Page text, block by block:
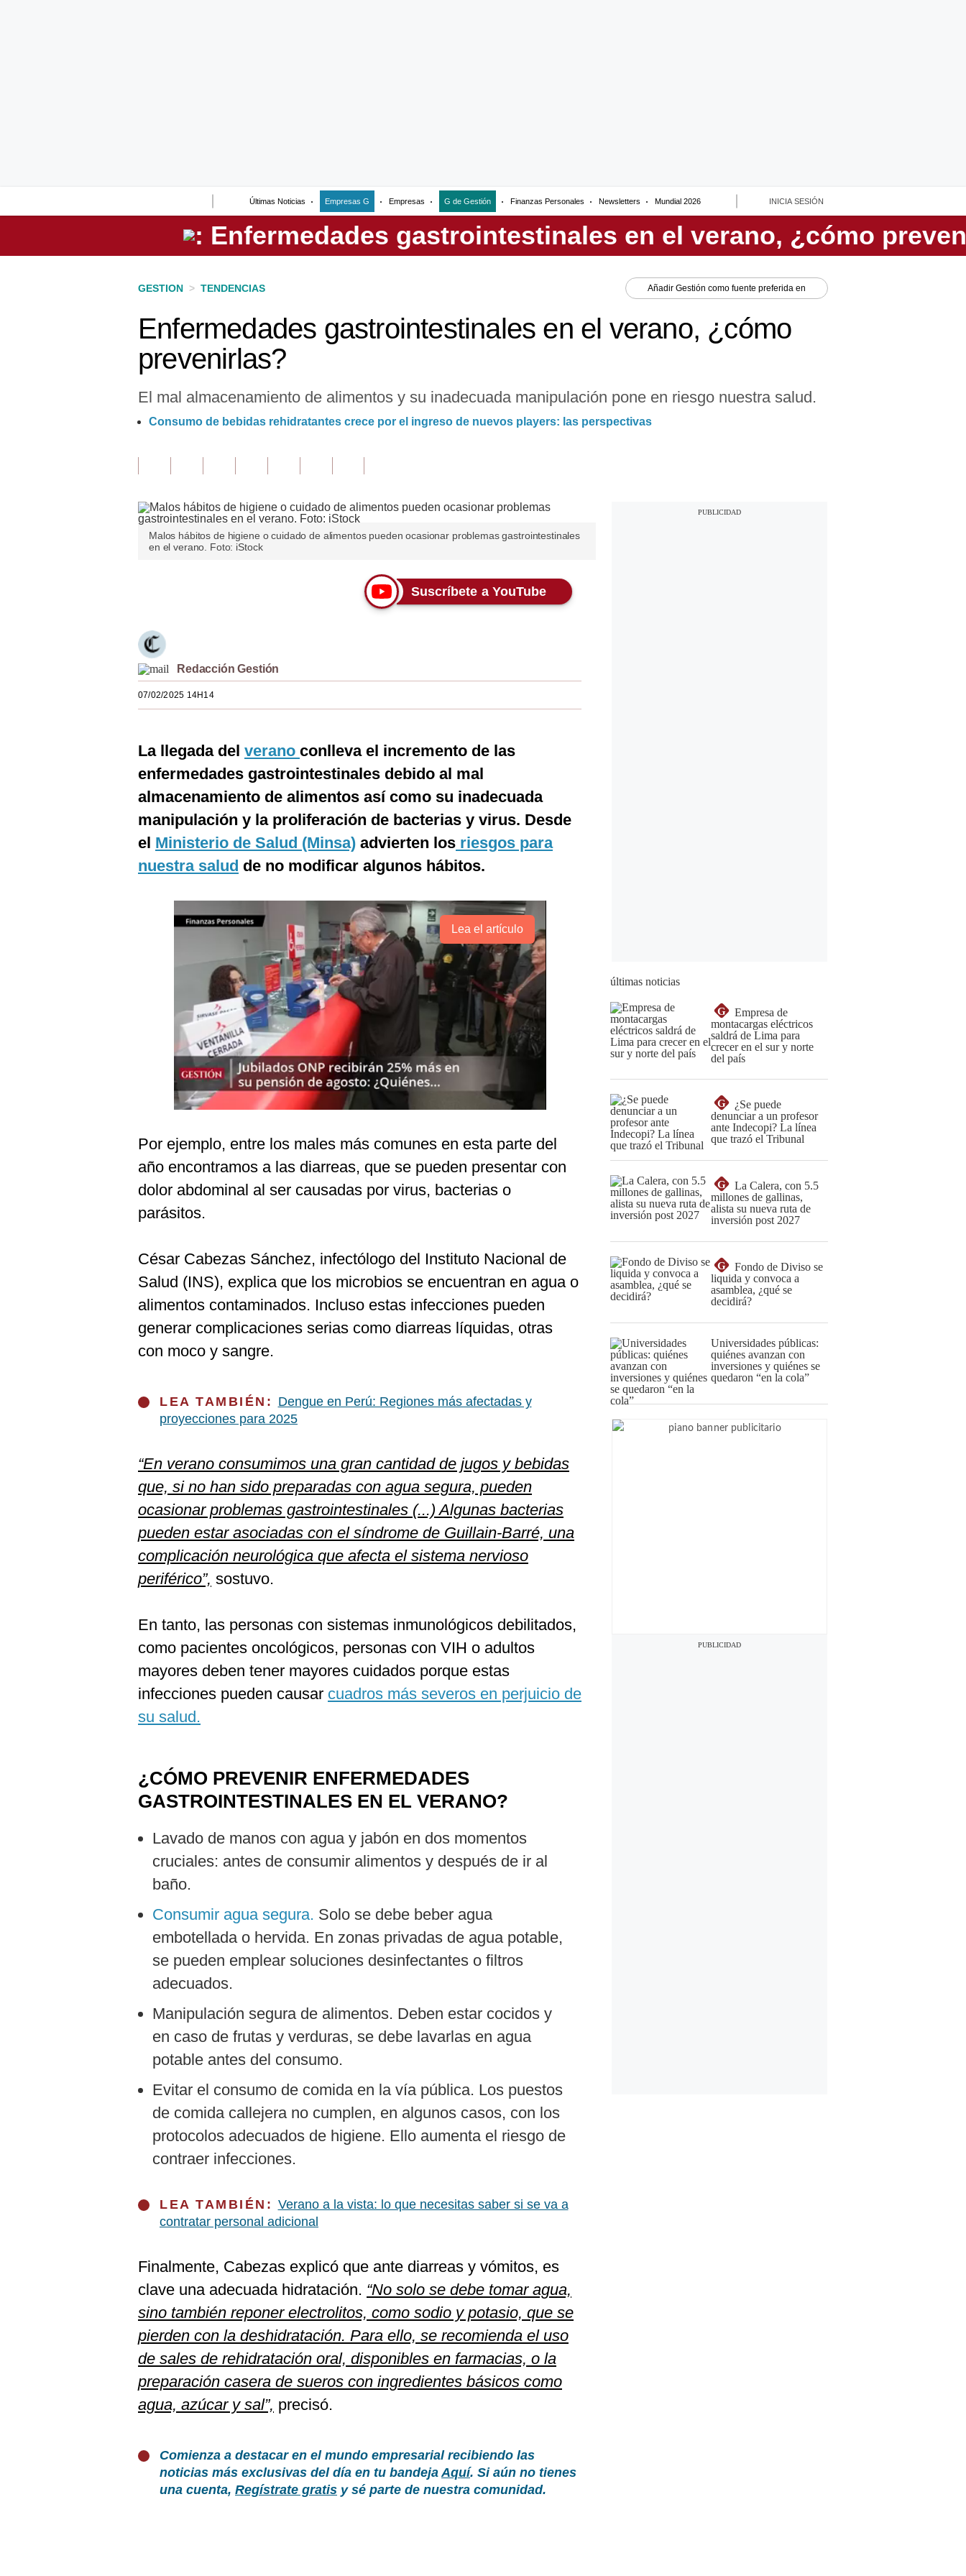
Últimas Noticias Empresas G Empresas G de Gestión Finanzas Personales Newsletters Mundial 2026 INICIA SESIÓN
Perú
GESTION > TENDENCIAS Añadir Gestión como fuente preferida en
Enfermedades gastrointestinales en el verano, ¿cómo
prevenirlas?
El mal almacenamiento de alimentos y su inadecuada manipulación pone en riesgo nuestra salud.
Consumo de bebidas rehidratantes crece por el ingreso de nuevos players: las perspectivas
Malos hábitos de higiene o cuidado de alimentos pueden ocasionar problemas gastrointestinales
en el verano. Foto: iStock
Suscríbete a YouTube
Redacción Gestión
07/02/2025 14H14
La llegada del verano conlleva el incremento de las
enfermedades gastrointestinales debido al mal
almacenamiento de alimentos así como su inadecuada
manipulación y la proliferación de bacterias y virus. Desde
el Ministerio de Salud (Minsa) advierten los riesgos para
nuestra salud de no modificar algunos hábitos.
Lea el artículo
Por ejemplo, entre los males más comunes en esta parte del
año encontramos a las diarreas, que se pueden presentar con
dolor abdominal al ser causadas por virus, bacterias o
parásitos.
César Cabezas Sánchez, infectólogo del Instituto Nacional de
Salud (INS), explica que los microbios se encuentran en agua o
alimentos contaminados. Incluso estas infecciones pueden
generar complicaciones serias como diarreas líquidas, otras
con moco y sangre.
LEA TAMBIÉN: Dengue en Perú: Regiones más afectadas y
proyecciones para 2025
“En verano consumimos una gran cantidad de jugos y bebidas
que, si no han sido preparadas con agua segura, pueden
ocasionar problemas gastrointestinales (...) Algunas bacterias
pueden estar asociadas con el síndrome de Guillain-Barré, una
complicación neurológica que afecta el sistema nervioso
periférico”, sostuvo.
En tanto, las personas con sistemas inmunológicos debilitados,
como pacientes oncológicos, personas con VIH o adultos
mayores deben tener mayores cuidados porque estas
infecciones pueden causar cuadros más severos en perjuicio de
su salud.
¿CÓMO PREVENIR ENFERMEDADES
GASTROINTESTINALES EN EL VERANO?
Lavado de manos con agua y jabón en dos momentos
cruciales: antes de consumir alimentos y después de ir al
baño.
Consumir agua segura. Solo se debe beber agua
embotellada o hervida. En zonas privadas de agua potable,
se pueden emplear soluciones desinfectantes o filtros
adecuados.
Manipulación segura de alimentos. Deben estar cocidos y
en caso de frutas y verduras, se debe lavarlas en agua
potable antes del consumo.
Evitar el consumo de comida en la vía pública. Los puestos
de comida callejera no cumplen, en algunos casos, con los
protocolos adecuados de higiene. Ello aumenta el riesgo de
contraer infecciones.
LEA TAMBIÉN: Verano a la vista: lo que necesitas saber si se va a
contratar personal adicional
Finalmente, Cabezas explicó que ante diarreas y vómitos, es
clave una adecuada hidratación. “No solo se debe tomar agua,
sino también reponer electrolitos, como sodio y potasio, que se
pierden con la deshidratación. Para ello, se recomienda el uso
de sales de rehidratación oral, disponibles en farmacias, o la
preparación casera de sueros con ingredientes básicos como
agua, azúcar y sal”, precisó.
Comienza a destacar en el mundo empresarial recibiendo las
noticias más exclusivas del día en tu bandejaAquí. Si aún no tienes
una cuenta, Regístrate gratis y sé parte de nuestra comunidad.
últimas noticias
G
Empresa de
montacargas eléctricos
saldrá de Lima para
crecer en el sur y norte
del país
G
¿Se puede
denunciar a un profesor
ante Indecopi? La línea
que trazó el Tribunal
G
La Calera, con 5.5
millones de gallinas,
alista su nueva ruta de
inversión post 2027
G
Fondo de Diviso se
liquida y convoca a
asamblea, ¿qué se
decidirá?
Universidades públicas:
quiénes avanzan con
inversiones y quiénes se
quedaron “en la cola”